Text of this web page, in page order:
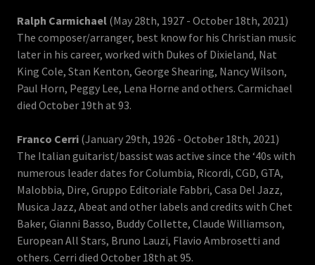
Ralph Carmichael (May 28th, 1927 - October 18th, 2021)
The composer/arranger, best know for his Christian music
later in his career, worked with Dukes of Dixieland, Nat
King Cole, Stan Kenton, George Shearing, Nancy Wilson,
Paul Horn, Peggy Lee, Lena Horne and others. Carmichael
died October 19th at 93.
Franco Cerri (January 29th, 1926 - October 18th, 2021)
The Italian guitarist/bassist was active since the ‘40s with
numerous leader dates for Columbia, Ricordi, CGD, GTA,
Malobbia, Dire, Gruppo Editoriale Fabbri, Casa Del Jazz,
Musica Jazz, Abeat and other labels and credits with Chet
Baker, Gianni Basso, Buddy Collette, Claude Williamson,
European All Stars, Bruno Lauzi, Flavio Ambrosetti and
others. Cerri died October 18th at 95.